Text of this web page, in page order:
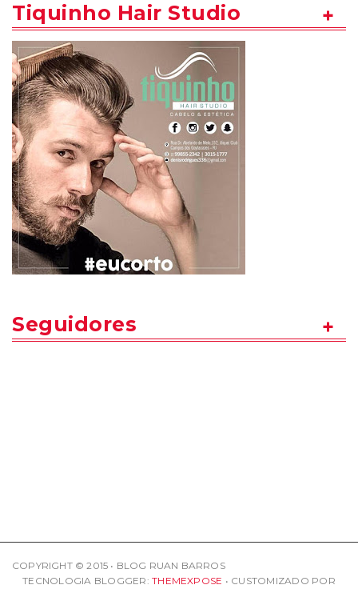
Tiquinho Hair Studio
Seguidores
COPYRIGHT © 2015 • BLOG RUAN BARROS
TECNOLOGIA BLOGGER:THEMEXPOSE • CUSTOMIZADO POR